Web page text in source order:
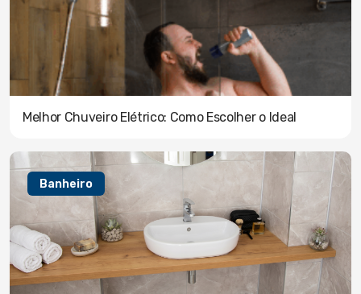
Melhor Chuveiro Elétrico: Como Escolher o Ideal
Banheiro